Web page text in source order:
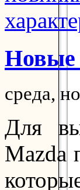
Новые
среда,
Для
Mazda